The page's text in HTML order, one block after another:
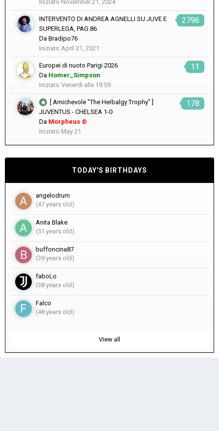
Iniziato November 21, 2024
2796
INTERVENTO DI ANDREA AGNELLI SU JUVE E
SUPERLEGA, PAG.86
Da Bradipo76
Iniziato April 21, 2021
11
Europei di nuoto Parigi 2026
Da Homer_Simpson
Iniziato Venerdì alle 19:59
178
[ Amichevole "The Herbalgy Trophy" ]
JUVENTUS - CHELSEA 1-0
Da Morpheus ©
Iniziato May 21
TODAY'S BIRTHDAYS
angelodrum
(47 years old)
Anita Blake
(51 years old)
buffoncina87
(39 years old)
faboLo
(38 years old)
Falco
(48 years old)
View all